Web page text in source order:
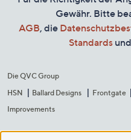
Gewähr. Bitte
AGB, die
Standards
Die QVC Group
HSN
Ballard Designs Frontgate
Improvements